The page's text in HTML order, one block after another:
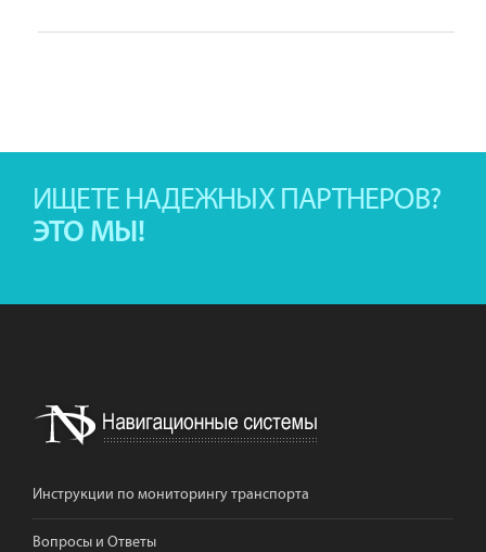
ИЩЕТЕ НАДЕЖНЫХ ПАРТНЕРОВ?
ЭТО МЫ!
Инструкции по мониторингу транспорта
Вопросы и Ответы